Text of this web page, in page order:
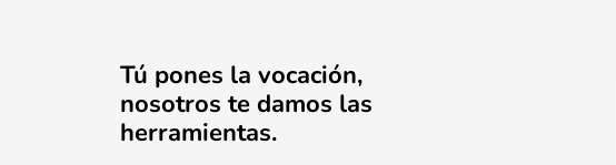
Tú pones la vocación,
nosotros te damos las
herramientas.